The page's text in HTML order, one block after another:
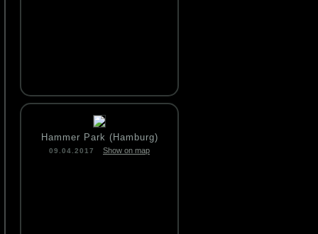
Hammer Park (Hamburg)
09.04.2017 Show on map